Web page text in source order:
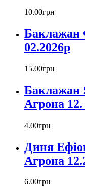
10.00грн
Баклажан
02.2026р
15.00грн
Баклажан
Агрона 12.
4.00грн
Диня
Агрона
6.00грн